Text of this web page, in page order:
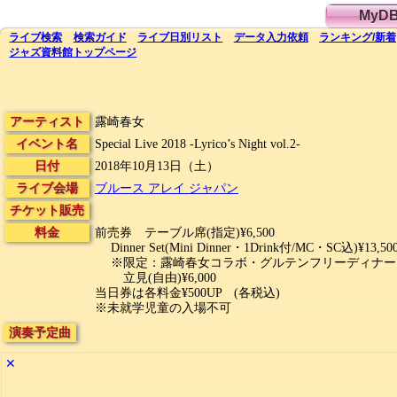
ライブ検索 検索ガイド ライブ日別 リスト データ入力依頼 ランキング/新着
ジャズ資料館 トップページ
アーティスト
露崎春女
イベント名
Special Live 2018 -Lyrico’s Night vol.2-
日付
2018年10月13日（土）
ライブ会場
ブルース アレイ ジャパン
チケット販売
料金
前売券 テーブル席(指定)¥6,500
Dinner Set(Mini Dinner・1Drink付/MC・SC込
※限定：露崎春女コラボ・グルテンフリーディナー
立見(自由)¥6,000
当日券は各料金¥500UP (各税込)
※未就学児童の入場不可
演奏予定曲
✕